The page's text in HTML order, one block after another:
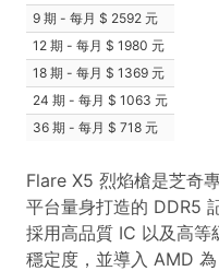
9 期 - 每月
2592 元
12 期 - 每月
1980 元
18 期 - 每月
1369 元
24 期 - 每月
1063 元
36 期 - 每月
718 元
Flare X5 烈焰槍是芝奇
平台量身打造的 DDR5
採用高品質 IC 以及高等
穩定度，並導入 AMD